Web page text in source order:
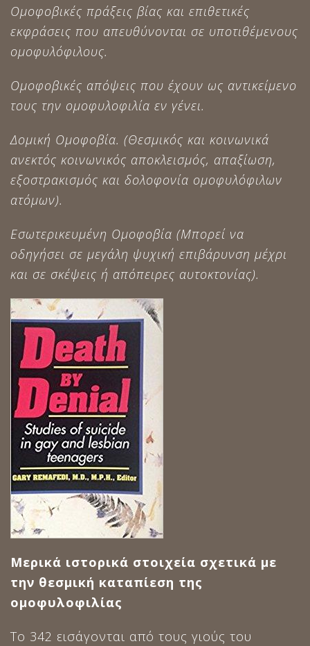
Ομοφοβικές πράξεις βίας και επιθετικές
εκφράσεις που απευθύνονται σε υποτιθέμενους
ομοφυλόφιλους.
Ομοφοβικές απόψεις που έχουν ως αντικείμενο
τους την ομοφυλοφιλία εν γένει.
Δομική Ομοφοβία. (Θεσμικός και κοινωνικά
ανεκτός κοινωνικός αποκλεισμός, απαξίωση,
εξοστρακισμός και δολοφονία ομοφυλόφιλων
ατόμων).
Εσωτερικευμένη Ομοφοβία (Μπορεί να
οδηγήσει σε μεγάλη ψυχική επιβάρυνση μέχρι
και σε σκέψεις ή απόπειρες αυτοκτονίας).
Μερικά ιστορικά στοιχεία σχετικά με
την θεσμική καταπίεση της
ομοφυλοφιλίας
Το 342 εισάγονται από τους γιούς του